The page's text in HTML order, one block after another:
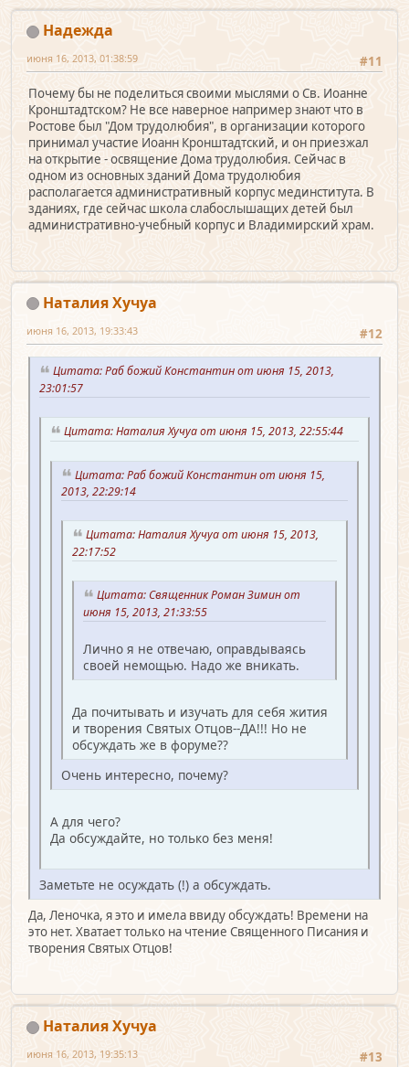
Надежда
#11
июня 16, 2013, 01:38:59
Почему бы не поделиться своими мыслями о Св. Иоанне
Кронштадтском? Не все наверное например знают что в
Ростове был "Дом трудолюбия", в организации которого
принимал участие Иоанн Кронштадтский, и он приезжал
на открытие - освящение Дома трудолюбия. Сейчас в
одном из основных зданий Дома трудолюбия
располагается административный корпус мединститута. В
зданиях, где сейчас школа слабослышащих детей был
административно-учебный корпус и Владимирский храм.
Наталия Хучуа
#12
июня 16, 2013, 19:33:43
Цитата: Раб божий Константин от июня 15, 2013,
23:01:57
Цитата: Наталия Хучуа от июня 15, 2013, 22:55:44
Цитата: Раб божий Константин от июня 15,
2013, 22:29:14
Цитата: Наталия Хучуа от июня 15, 2013,
22:17:52
Цитата: Священник Роман Зимин от
июня 15, 2013, 21:33:55
Лично я не отвечаю, оправдываясь
своей немощью. Надо же вникать.
Да почитывать и изучать для себя жития
и творения Святых Отцов--ДА!!! Но не
обсуждать же в форуме??
Очень интересно, почему?
А для чего?
Да обсуждайте, но только без меня!
Заметьте не осуждать (!) а обсуждать.
Да, Леночка, я это и имела ввиду обсуждать! Времени на
это нет. Хватает только на чтение Священного Писания и
творения Святых Отцов!
Наталия Хучуа
#13
июня 16, 2013, 19:35:13